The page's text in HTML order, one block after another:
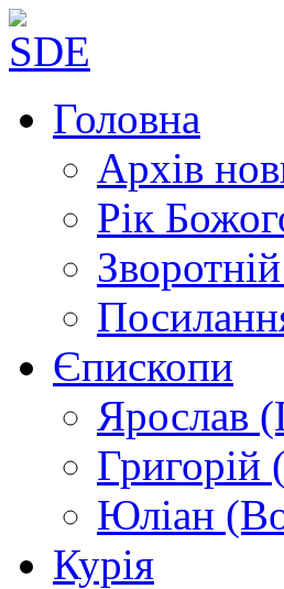
Головна
Архів
Рік
Єпископи
Ярослав
Григорій
Юліан
Курія